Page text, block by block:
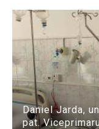
Daniel Jarda,
pat.